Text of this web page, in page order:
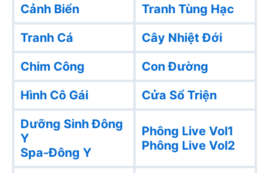
Cảnh Biển
Tranh Tùng Hạc
Tranh Cá
Cây Nhiệt Đới
Chim Công
Con Đường
Hình Cô Gái
Cửa Sổ Triện
Dưỡng Sinh Đông
Y
Spa-Đông Y
Phông Live Vol1
Phông Live Vol2